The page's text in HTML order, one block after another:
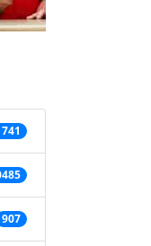
907